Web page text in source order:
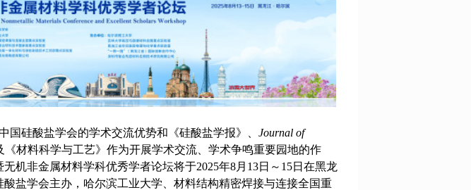
国硅酸盐学会的学术交流优势和《硅酸盐学报》、 Journal of
《材料科学与工艺》作为开展学术交流、学术争鸣重要园地的作
机非金属材料学科优秀学者论坛将于2025年8月13日～15日在黑龙
盐学会主办，哈尔滨工业大学、材料结构精密焊接与连接全国重